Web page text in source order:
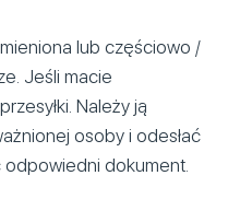
lub częściowo /
Jeśli macie
Należy ją
osoby i odesłać
dokument.